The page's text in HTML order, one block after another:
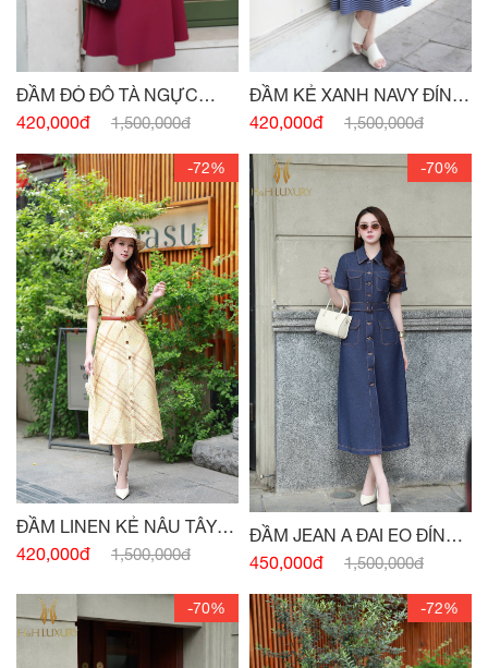
ĐẦM ĐỎ ĐÔ TÀ NGỰC
ĐÍNH CHARM
420,000đ 1,500,000đ
ĐẦM KẺ XANH NAVY ĐÍNH
CÚC
420,000đ 1,500,000đ
-72%
ĐẦM LINEN KẺ NÂU TÂY
CỔ VEST
420,000đ 1,500,000đ
-70%
ĐẦM JEAN A ĐAI EO ĐÍNH
CÚC
450,000đ 1,500,000đ
-70% -72%